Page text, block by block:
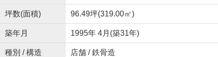
坪数(面積) 96.49坪(319.00㎡)
築年月 1995年 4月(築31年)
種別 / 構造 店舗 / 鉄骨造